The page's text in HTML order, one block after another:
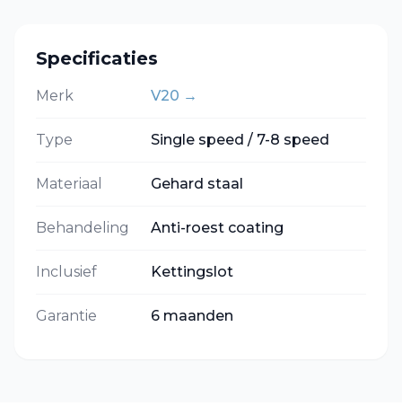
Specificaties
Merk V20 →
Type Single speed / 7-8 speed
Materiaal Gehard staal
Behandeling Anti-roest coating
Inclusief Kettingslot
Garantie 6 maanden